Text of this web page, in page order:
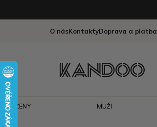
O násKontaktyDoprava a platba
ŽENY MUŽI